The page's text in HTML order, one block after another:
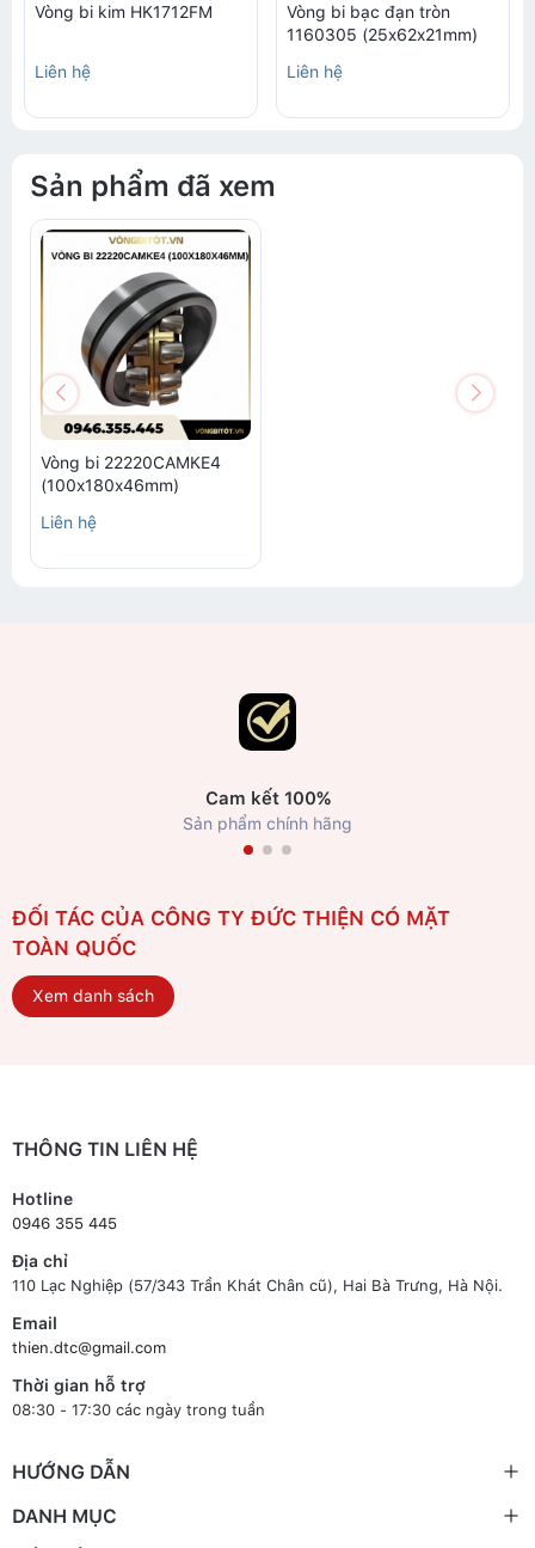
Vòng bi kim HK1712FM
Liên hệ
Vòng bi bạc đạn tròn
1160305 (25x62x21mm)
Liên hệ
Sản phẩm đã xem
Vòng bi 22220CAMKE4
(100x180x46mm)
Liên hệ
Cam kết 100%
Sản phẩm chính hãng
ĐỐI TÁC CỦA CÔNG TY ĐỨC THIỆN CÓ MẶT
TOÀN QUỐC
Xem danh sách
THÔNG TIN LIÊN HỆ
Hotline
0946 355 445
Địa chỉ
110 Lạc Nghiệp (57/343 Trần Khát Chân cũ), Hai Bà Trưng, Hà Nội.
Email
thien.dtc@gmail.com
Thời gian hỗ trợ
08:30 - 17:30 các ngày trong tuần
HƯỚNG DẪN
DANH MỤC